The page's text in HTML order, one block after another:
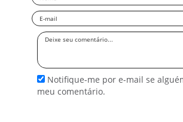
Email
Deixe
Notifique-me por e-mail se
meu comentário.